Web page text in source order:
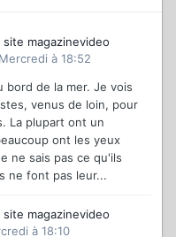
magazinevideo
Mercredi à 18:52
bord de la mer. Je vois
venus de loin, pour
La plupart ont un
ont les yeux
ne sais pas ce qu'ils
ne font pas leur...
magazinevideo
à 18:10